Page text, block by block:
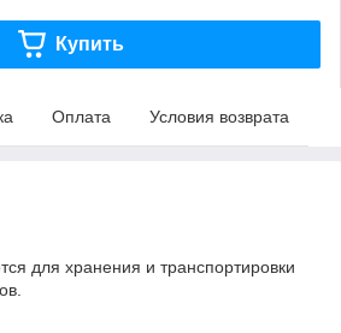
Купить
Оплата Условия возврата
для хранения и транспортировки